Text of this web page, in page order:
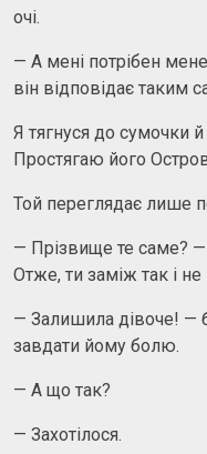
очі.
— А мені потрібен
він відповідає таким
Я тягнуся до сумочки
Простягаю його
Той переглядає лише
— Прізвище те саме?
Отже, ти заміж так і
— Залишила дівоче! —
завдати йому болю.
— А що так?
— Захотілося.